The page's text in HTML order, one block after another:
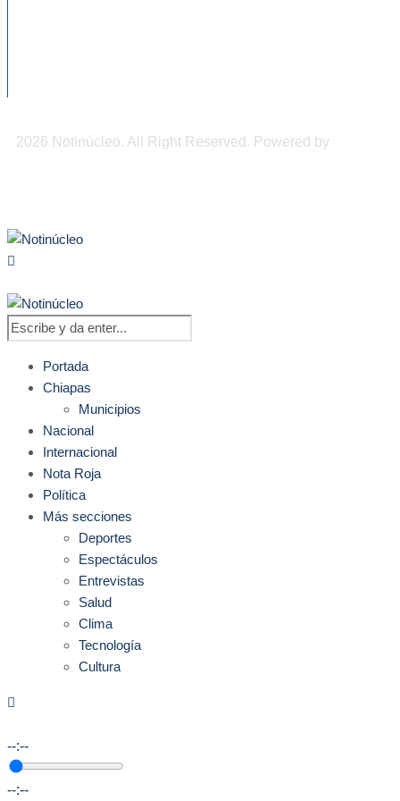
2026 Notinúcleo. All Right Reserved. Powered by
Portada
Chiapas
Municipios
Nacional
Internacional
Nota Roja
Política
Más secciones
Deportes
Espectáculos
Entrevistas
Salud
Clima
Tecnología
Cultura
--:--
--:--